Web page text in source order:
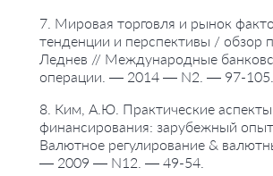
7. Мировая торговля и рынок
тенденции и перспективы / обзор
Леднев // Международные
операции. — 2014 — N2. — 97-105.
8. Ким, А.Ю. Практические аспекты
финансирования: зарубежный
Валютное регулирование &
— 2009 — N12. — 49-54.